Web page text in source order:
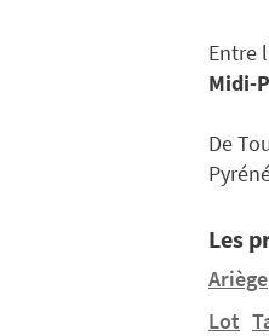
Entre
Midi-
De
Les
Ariège
Lot